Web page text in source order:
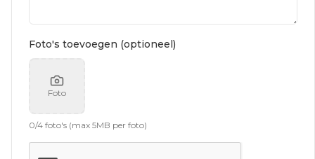
Foto's toevoegen (optioneel)
Foto
0/4 foto's (max 5MB per foto)